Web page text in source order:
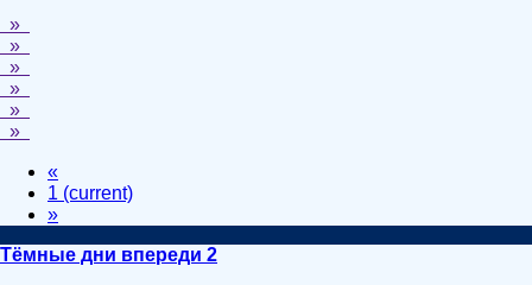
»
»
»
»
»
»
«
1 (current)
»
Тёмные дни впереди 2